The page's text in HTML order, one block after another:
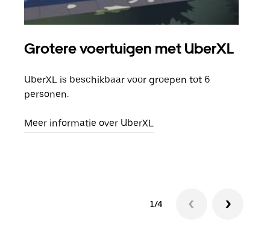
Grotere voertuigen met UberXL
UberXL is beschikbaar voor groepen tot 6
personen.
Meer informatie over UberXL
1/4